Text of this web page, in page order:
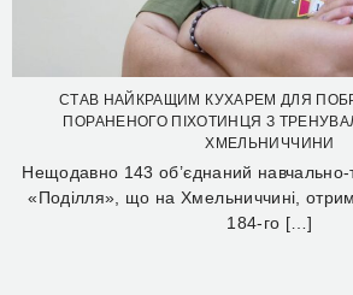
СТАВ НАЙКРАЩИМ КУХАРЕМ ДЛЯ
ПОРАНЕНОГО ПІХОТИНЦЯ З
ХМЕЛЬНИЧЧИНИ
Нещодавно 143 об’єднаний навчально-
«Поділля», що на Хмельниччині,
184-го […]